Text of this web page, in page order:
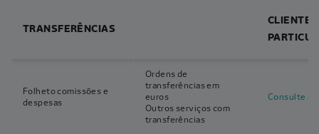
TRANSFERÊNCIAS
CLIENTES
Folheto comissões e
despesas
Ordens de
transferências em
euros
Outros serviços com
transferências
Consulte o